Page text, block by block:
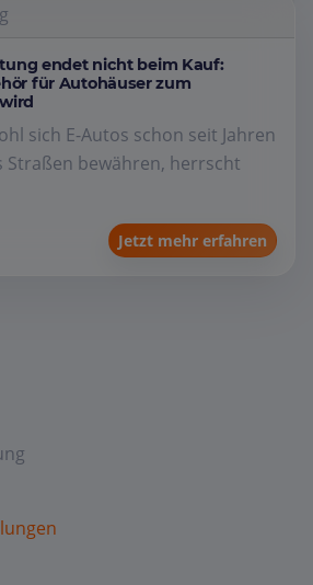
endet nicht beim Kauf:
für Autohäuser zum
sich E-Autos schon seit Jahren
Straßen bewähren, herrscht
Jetzt mehr erfahren